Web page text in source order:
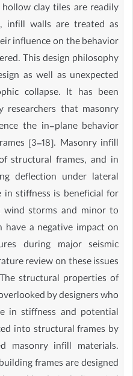
clay tiles are readily
infill walls are treated as
influence on the behavior
This design philosophy
as well as unexpected
collapse. It has been
researchers that masonry
the in-plane behavior
[3–18]. Masonry infill
structural frames, and in
deflection under lateral
in stiffness is beneficial for
storms and minor to
have a negative impact on
during major seismic
review on these issues
structural properties of
by designers who
in stiffness and potential
into structural frames by
masonry infill materials.
frames are designed